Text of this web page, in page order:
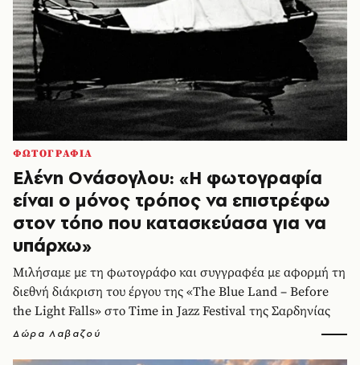
ΦΩΤΟΓΡΑΦΙΑ
Ελένη Ονάσογλου: «Η φωτογραφία
είναι ο μόνος τρόπος να επιστρέφω
στον τόπο που κατασκεύασα για να
υπάρχω»
Μιλήσαμε με τη φωτογράφο και συγγραφέα με αφορμή τη
διεθνή διάκριση του έργου της «The Blue Land – Before
the Light Falls» στο Time in Jazz Festival της Σαρδηνίας
Δώρα Λαβαζού